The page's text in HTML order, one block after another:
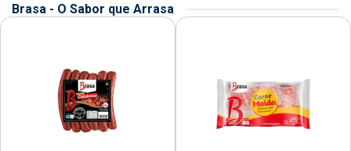
Brasa - O Sabor que Arrasa